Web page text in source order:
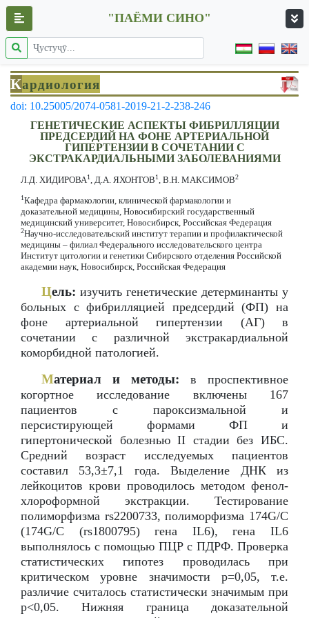
"ПАЁМИ СИНО"
Кардиология
doi: 10.25005/2074-0581-2019-21-2-238-246
ГЕНЕТИЧЕСКИЕ АСПЕКТЫ ФИБРИЛЛЯЦИИ
ПРЕДСЕРДИЙ НА ФОНЕ АРТЕРИАЛЬНОЙ
ГИПЕРТЕНЗИИ В СОЧЕТАНИИ С
ЭКСТРАКАРДИАЛЬНЫМИ ЗАБОЛЕВАНИЯМИ
Л.Д. ХИДИРОВА1, Д.А. ЯХОНТОВ1, В.Н. МАКСИМОВ2
1Кафедра фармакологии, клинической фармакологии и
доказательной медицины, Новосибирский государственный
медицинский университет, Новосибирск, Российская Федерация
2Научно-исследовательский институт терапии и профилактической
медицины – филиал Федерального исследовательского центра
Институт цитологии и генетики Сибирского отделения Российской
академии наук, Новосибирск, Российская Федерация
Цель: изучить генетические детерминанты у
больных с фибрилляцией предсердий (ФП) на
фоне артериальной гипертензии (АГ) в
сочетании с различной экстракардиальной
коморбидной патологией.
Материал и методы: в проспективное
когортное исследование включены 167
пациентов с пароксизмальной и
персистирующей формами ФП и
гипертонической болезнью II стадии без ИБС.
Средний возраст исследуемых пациентов
составил 53,3±7,1 года. Выделение ДНК из
лейкоцитов крови проводилось методом фенол-
хлороформной экстракции. Тестирование
полиморфизма rs2200733, полиморфизма 174G/C
(174G/C (rs1800795) гена IL6), гена IL6
выполнялось с помощью ПЦР с ПДРФ. Проверка
статистических гипотез проводилась при
критическом уровне значимости р=0,05, т.е.
различие считалось статистически значимым при
p<0,05. Нижняя граница доказательной